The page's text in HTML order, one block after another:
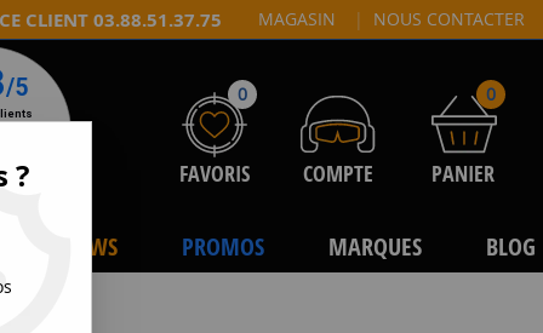
CLIENT 03.88.51.37.75 MAGASIN | NOUS CONTACTER
0
FAVORIS COMPTE
0
PANIER
NEWS PROMOS MARQUES BLOG
?